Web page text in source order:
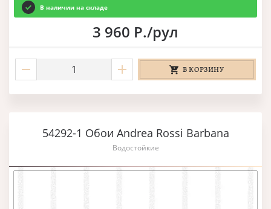
В наличии на складе
3 960 Р./рул
В КОРЗИНУ
54292-1 Обои Andrea Rossi Barbana
Водостойкие